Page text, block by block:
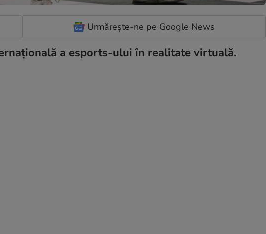
Urmărește-ne pe Google News
a esports-ului în realitate virtuală.